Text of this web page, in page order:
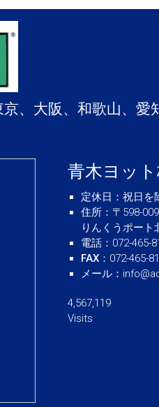
、大阪、和歌山、愛
青木ヨッ
定休日 ：祝日
住所 ：〒598-
りんくうポート
電話 ：072-465-
FAX ：072-465-
メール ：
4,567,119
Visits